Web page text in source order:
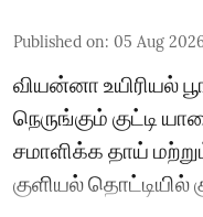
Published on: 05 Aug
வியன்னா உயிரியல்
நெருங்கும் குட்டி
சமாளிக்க தாய்
குளியல் தொட்டியில்